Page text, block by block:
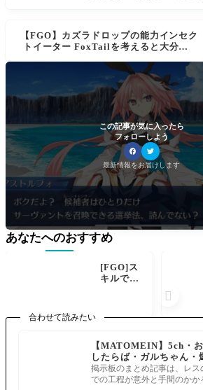
【FGO】カズラドロップの能力インセク
トイーター FoxTailを考えると大分怪し
この記事が気に入ったら
フォローしよう
最新情報をお届けします
合わせて読みたい
【MATOMEIN】5ch・
したらば・ガルちゃん・
ホでまとめ記事を作れる
め記事ができるまで
掲示板のまとめ記事は、レス
での工程が意外と手間のかか
あなたへのおすすめ
[FGO]ス
キルで即
出しは1
ターン後
に効果発
生なので
